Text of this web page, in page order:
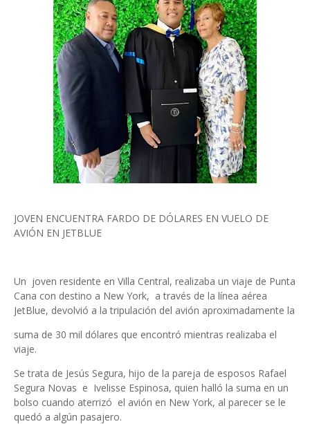
JOVEN ENCUENTRA FARDO DE DÓLARES EN VUELO DE
AVIÓN EN JETBLUE
Un joven residente en Villa Central, realizaba un viaje de Punta
Cana con destino a New York, a través de la línea aérea
JetBlue, devolvió a la tripulación del avión aproximadamente la
suma de 30 mil dólares que encontró mientras realizaba el
viaje.
Se trata de Jesús Segura, hijo de la pareja de esposos Rafael
Segura Novas e Ivelisse Espinosa, quien halló la suma en un
bolso cuando aterrizó el avión en New York, al parecer se le
quedó a algún pasajero.